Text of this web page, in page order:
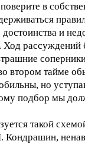
в
достоинства и
рассуждений
втором тайме
но
подбор мы
такой